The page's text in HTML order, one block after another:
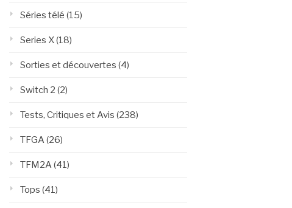
Séries télé (15)
Series X(18)
Sorties et découvertes (4)
Switch 2 (2)
Tests, Critiques et Avis (238)
TFGA (26)
TFM2A (41)
Tops (41)